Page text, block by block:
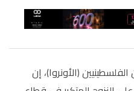
(الأونروا)، إن